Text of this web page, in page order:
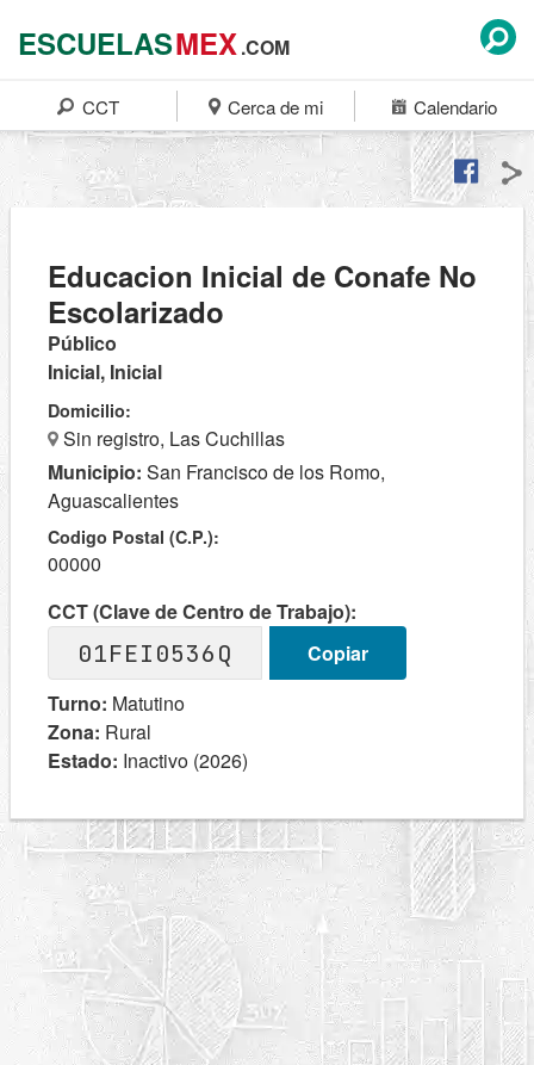
ESCUELASMEX.COM
CCT Cerca de mi Calendario
Educacion Inicial de Conafe No
Escolarizado
Público
Inicial, Inicial
Domicilio:
Sin registro, Las Cuchillas
Municipio: San Francisco de los Romo,
Aguascalientes
Codigo Postal (C.P.):
00000
CCT (Clave de Centro de Trabajo):
01FEI0536Q
Copiar
Turno: Matutino
Zona: Rural
Estado: Inactivo (2026)